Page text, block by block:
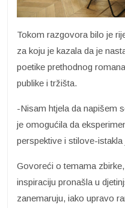
Tokom razgovora bilo je
za koju je kazala da je
poetike prethodnog
publike i tržišta.
-Nisam htjela da napišem
je omogućila da
perspektive i stilove-istakla
Govoreći o temama
inspiraciju pronašla u
zanemaruju, iako upravo